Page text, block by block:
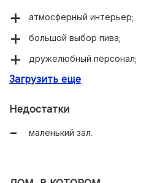
атмосферный интерьер;
большой выбор пива;
дружелюбный персонал;
приятная музыка;
Загрузить еще
Недостатки
маленький зал.